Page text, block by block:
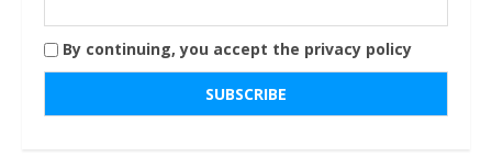
By continuing, you accept the privacy policy